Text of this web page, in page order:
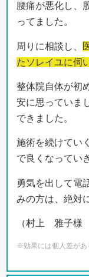
腰痛が悪化し、
ってました。
周りに相談し、
たソレイユに伺
整体院自体が初
安に思っていま
できました。
施術を続けてい
で良くなってい
勇気を出して電
みの方は、絶対
（村上 雅子
※効果には個人差があ